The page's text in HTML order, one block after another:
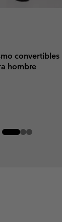
convertibles
hombre